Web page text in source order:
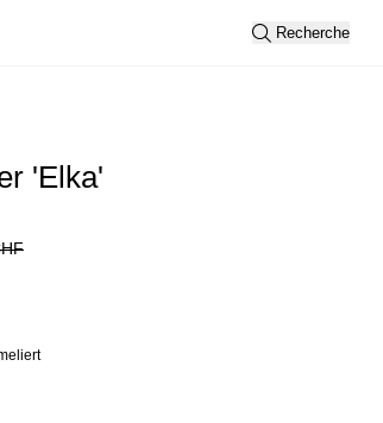
Recherche
'Elka'